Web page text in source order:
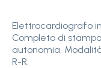
Elettrocardiografo
Completo di
autonomia.
R-R.